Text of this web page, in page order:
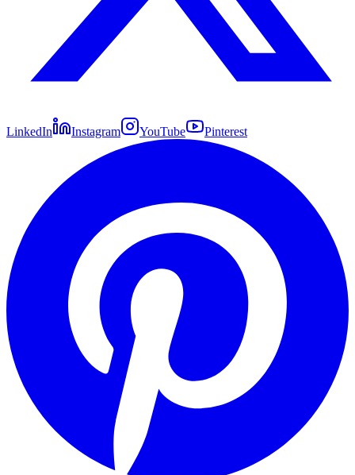
LinkedIn Instagram YouTube Pinterest